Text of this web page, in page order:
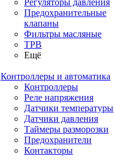
Регуляторы давления
Предохранительные
клапаны
Фильтры масляные
ТРВ
Ещё
Контроллеры и автоматика
Контроллеры
Реле напряжения
Датчики температуры
Датчики давления
Таймеры разморозки
Предохранители
Контакторы